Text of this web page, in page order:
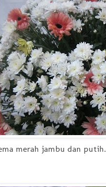
merah jambu dan putih.